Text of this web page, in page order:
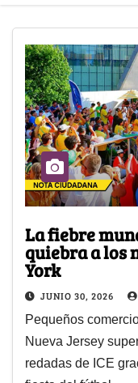
La fiebre
quiebra a los
York
JUNIO 30, 2026
Pequeños
Nueva Jersey
redadas de ICE